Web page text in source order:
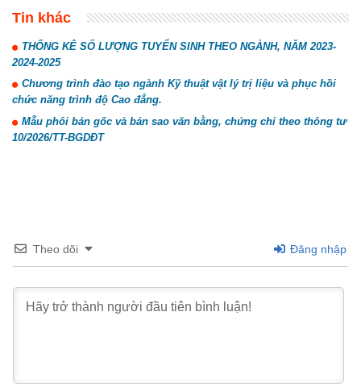
Tin khác
THỐNG KÊ SỐ LƯỢNG TUYỂN SINH THEO NGÀNH, NĂM 2023-
2024-2025
Chương trình đào tạo ngành Kỹ thuật vật lý trị liệu và phục hồi
chức năng trình độ Cao đẳng.
Mẫu phôi bản gốc và bản sao văn bằng, chứng chỉ theo thông tư
10/2026/TT-BGDĐT
Theo dõi Đăng nhập